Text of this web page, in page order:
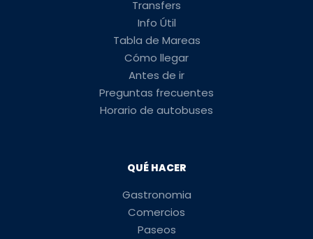
Transfers
Info Útil
Tabla de Mareas
Cómo llegar
Antes de ir
Preguntas frecuentes
Horario de autobuses
QUÉ HACER
Gastronomia
Comercios
Paseos